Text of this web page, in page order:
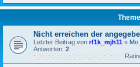
Nicht erreichen der
Letzter Beitrag von rf1k_mjh11 « Mo
Antworten: 2